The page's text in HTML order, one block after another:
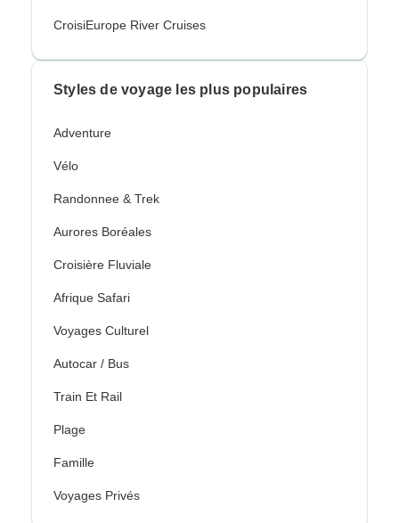
CroisiEurope River Cruises
Styles de voyage les plus populaires
Adventure
Vélo
Randonnee & Trek
Aurores Boréales
Croisière Fluviale
Afrique Safari
Voyages Culturel
Autocar / Bus
Train Et Rail
Plage
Famille
Voyages Privés